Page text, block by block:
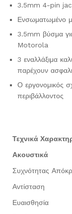
3.5mm 4-pin
Ενσωματωμένο
3.5mm βύσμα
Motorola
3 εναλλάξιμα
παρέχουν
Ο εργονομικός
περιβάλλοντος
Τεχνικά
Ακουστικά
Συχνότητας
Αντίσταση
Ευαισθησία